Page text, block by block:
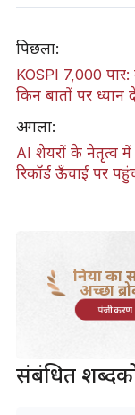
पिछला:
KOSPI 7,000
किन बातों पर ध्यान
अगला:
AI शेयरों के नेतृत्व में
रिकॉर्ड ऊँचाई पर
दुनिया का
अच्छा
पंजीकरण
संबंधित